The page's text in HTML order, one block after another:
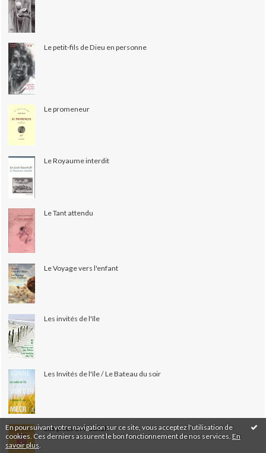
En poursuivant votre navigation sur ce site, vous acceptez l'utilisation de
cookies. Ces derniers assurent le bon fonctionnement de nos services. En
savoir plus
Le petit-fils de Dieu en personne
Le promeneur
Le Royaume interdit
Le Tant attendu
Le Voyage vers l'enfant
Les invités de l'île
Les Invités de l'île / Le Bateau du soir
Les pieds d'Abdullah